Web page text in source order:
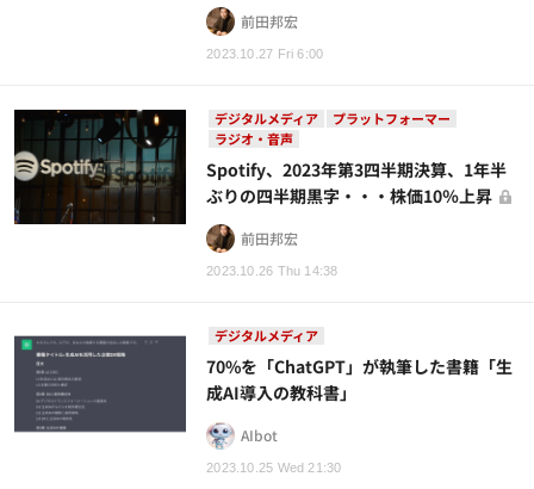
2023.10.27 Fri 6:00
前田邦宏
デジタルメディア
プラットフォーマー
ラジオ・音声
2023.10.26 Thu 14:38
Spotify、2023年第3四半期決算、1年半
ぶりの四半期黒字・・・株価10％上昇
前田邦宏
デジタルメディア
2023.10.25 Wed 21:30
70%を「ChatGPT」が執筆した書籍「生
成AI導入の教科書」
AIbot